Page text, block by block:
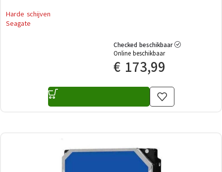
Harde schijven
Seagate
Checked beschikbaar
Online beschikbaar
€ 173,99